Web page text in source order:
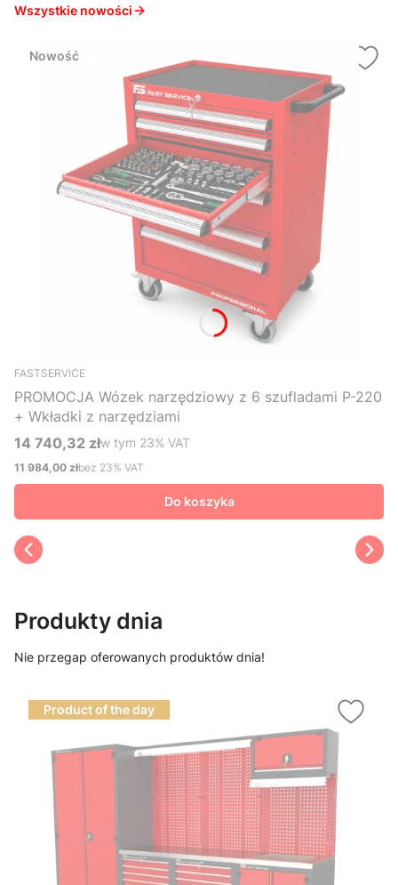
Wszystkie nowości
Nowość
FASTSERVICE
PROMOCJA Wózek narzędziowy z 6 szufladami P-220
+ Wkładki z narzędziami
Cena brutto
14 740,32 złw tym %s VAT
w tym 23% VAT
Cena netto
11 984,00 złbez 23% VAT
Do koszyka
Produkty dnia
Nie przegap oferowanych produktów dnia!
Product of the day